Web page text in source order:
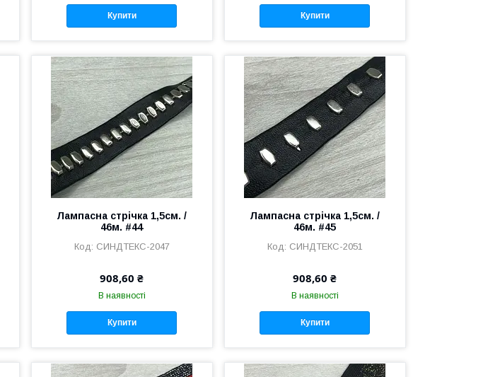
Купити Купити
Лампасна стрічка 1,5см. /
46м. #44
СИНДТЕКС-2047
908,60 ₴
В наявності
Купити
Лампасна стрічка 1,5см. /
46м. #45
СИНДТЕКС-2051
908,60 ₴
В наявності
Купити